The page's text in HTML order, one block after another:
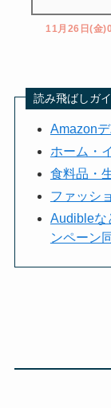
11月26日(金
読み飛ばしガ
Amazon
ホーム・
食料品・
ファッシ
Audibleな
ンペーン